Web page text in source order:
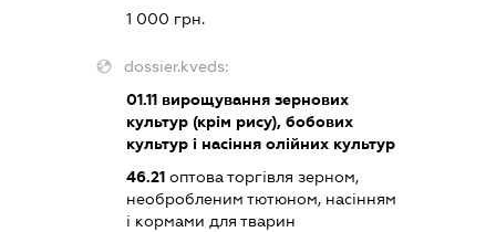
1 000 грн.
dossier.kveds:
01.11 вирощування зернових
культур (крім рису), бобових
культур і насіння олійних культур
46.21 оптова торгівля зерном,
необробленим тютюном, насінням
і кормами для тварин